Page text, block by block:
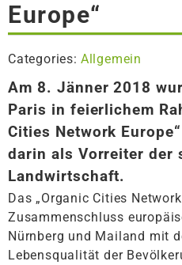
Europe“
Categories: Allgemein
Am 8. Jänner 2018
Paris in feierlichem
Cities Network
darin als Vorreiter der
Landwirtschaft.
Das „Organic Cities
Zusammenschluss
Nürnberg und Mailand mit
Lebensqualität der